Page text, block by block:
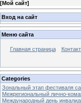
[Мой сайт]
Вход на сайт
Меню сайта
Главная страница
Categories
Зональный этап фестиваля
Межрегиональный лично-
Международный день